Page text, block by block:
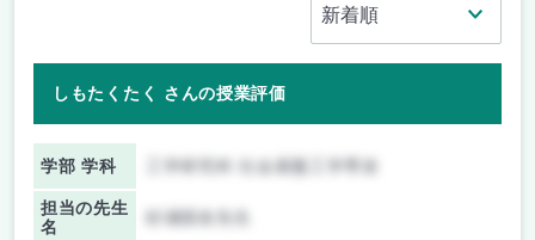
しもたくたく さんの授業評価
学部 学科 工学研究科 社会基盤工学専攻
担当の先生
名
杉浦国友先生